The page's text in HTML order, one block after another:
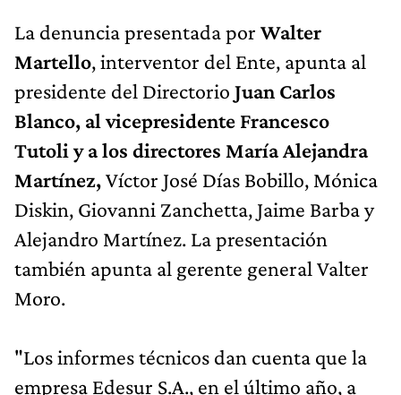
La denuncia presentada por Walter
Martello, interventor del Ente, apunta al
presidente del Directorio Juan Carlos
Blanco, al vicepresidente Francesco
Tutoli y a los directores María Alejandra
Martínez,Víctor José Días Bobillo, Mónica
Diskin, Giovanni Zanchetta, Jaime Barba y
Alejandro Martínez. La presentación
también apunta al gerente general Valter
Moro.
"Los informes técnicos dan cuenta que la
empresa Edesur S.A., en el último año, a